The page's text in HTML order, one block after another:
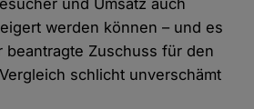
und Umsatz auch
werden können – und es
beantragte Zuschuss für den
schlicht unverschämt